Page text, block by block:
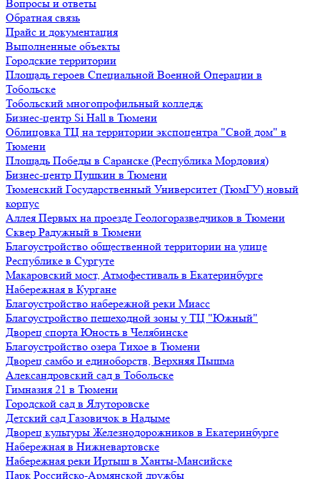
Вопросы и ответы
Обратная связь
Прайс и документация
Выполненные объекты
Городские территории
Площадь героев Специальной Военной Операции в
Тобольске
Тобольский многопрофильный колледж
Бизнес-центр Si Hall в Тюмени
Облицовка ТЦ на территории экспоцентра "Свой дом" в
Тюмени
Площадь Победы в Саранске (Республика Мордовия)
Бизнес-центр Пушкин в Тюмени
Тюменский Государственный Университет (ТюмГУ) новый
корпус
Аллея Первых на проезде Геологоразведчиков в Тюмени
Сквер Радужный в Тюмени
Благоустройство общественной территории на улице
Республике в Сургуте
Макаровский мост, Атмофестиваль в Екатеринбурге
Набережная в Кургане
Благоустройство набережной реки Миасс
Благоустройство пешеходной зоны у ТЦ "Южный"
Дворец спорта Юность в Челябинске
Благоустройство озера Тихое в Тюмени
Дворец самбо и единоборств, Верхняя Пышма
Александровский сад в Тобольске
Гимназия 21 в Тюмени
Городской сад в Ялуторовске
Детский сад Газовичок в Надыме
Дворец культуры Железнодорожников в Екатеринбурге
Набережная в Нижневартовске
Набережная реки Иртыш в Ханты-Мансийске
Парк Российско-Армянской дружбы